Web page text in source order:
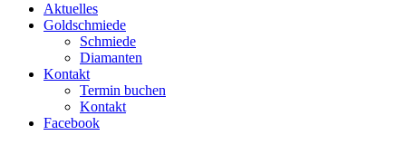
Aktuelles
Goldschmiede
Schmiede
Diamanten
Kontakt
Termin buchen
Kontakt
Facebook